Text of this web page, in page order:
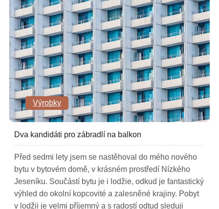
Výrobky
Dva kandidáti pro zábradlí na balkon
Před sedmi lety jsem se nastěhoval do mého nového
bytu v bytovém domě, v krásném prostředí Nízkého
Jeseníku. Součástí bytu je i lodžie, odkud je fantastický
výhled do okolní kopcovité a zalesněné krajiny. Pobyt
v lodžii je velmi příjemný a s radostí odtud sleduji